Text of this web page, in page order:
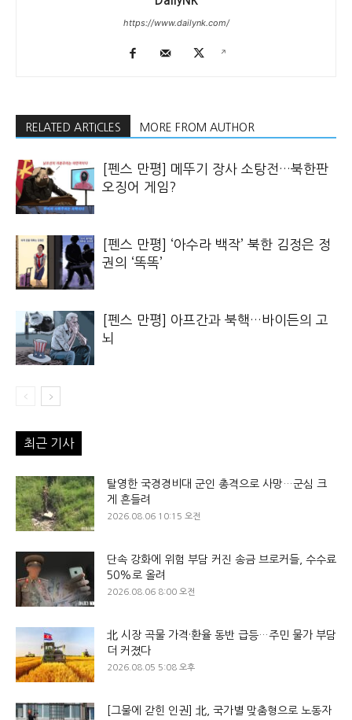
https://www.dailynk.com/
RELATED ARTICLES MORE FROM AUTHOR
[펜스 만평] 메뚜기 장사 소탕전…북한판
오징어 게임?
[펜스 만평] ‘아수라 백작’ 북한 김정은 정
권의 ‘똑똑’
[펜스 만평] 아프간과 북핵…바이든의 고
뇌
최근 기사
탈영한 국경경비대 군인 총격으로 사망…군심 크
게 흔들려
2026.08.06 10:15 오전
단속 강화에 위험 부담 커진 송금 브로커들, 수수료
50%로 올려
2026.08.06 8:00 오전
北 시장 곡물 가격·환율 동반 급등…주민 물가 부담
더 커졌다
2026.08.05 5:08 오후
[그물에 갇힌 인권] 北, 국가별 맞춤형으로 노동자